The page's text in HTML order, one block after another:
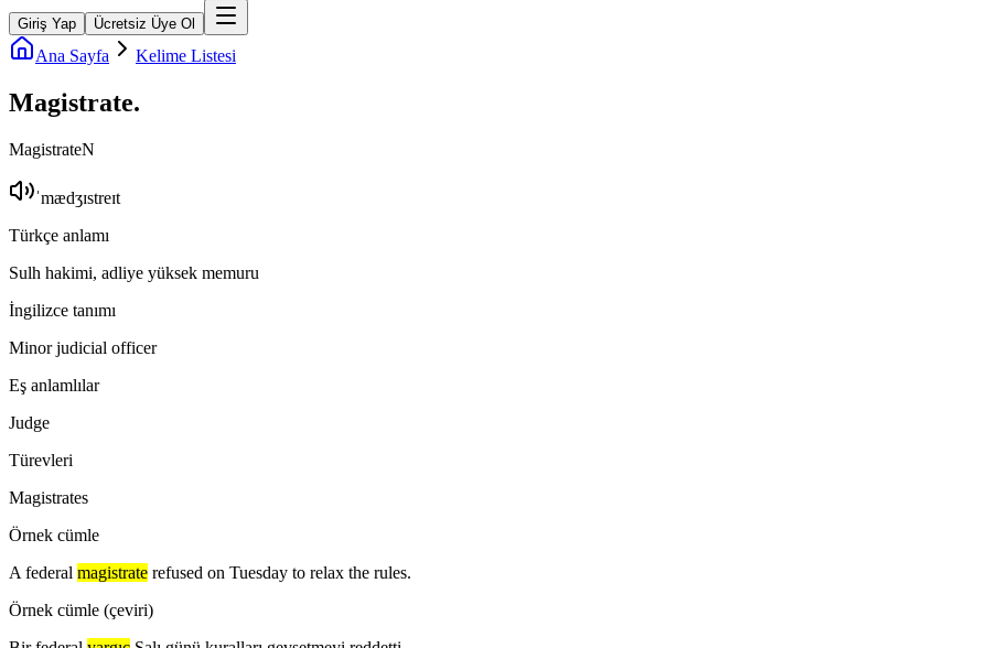
Giriş Yap Ücretsiz Üye Ol
Ana Sayfa Kelime Listesi
Magistrate.
MagistrateN
ˈmædʒɪstreɪt
Türkçe anlamı
Sulh hakimi, adliye yüksek memuru
İngilizce tanımı
Minor judicial officer
Eş anlamlılar
Judge
Türevleri
Magistrates
Örnek cümle
A federal magistrate refused on Tuesday to relax the rules.
Örnek cümle (çeviri)